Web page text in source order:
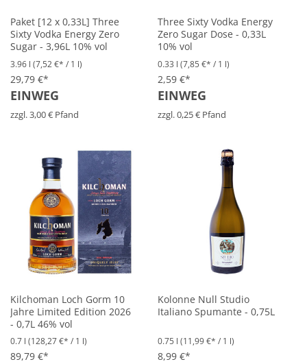
Paket [12 x 0,33L] Three
Sixty Vodka Energy Zero
Sugar - 3,96L 10% vol
3.96 l (7,52 €* / 1 l)
29,79 €*
EINWEG
zzgl. 3,00 € Pfand
Three Sixty Vodka Energy
Zero Sugar Dose - 0,33L
10% vol
0.33 l (7,85 €* / 1 l)
2,59 €*
EINWEG
zzgl. 0,25 € Pfand
Kilchoman Loch Gorm 10
Jahre Limited Edition 2026
- 0,7L 46% vol
0.7 l (128,27 €* / 1 l)
89,79 €*
Kolonne Null Studio
Italiano Spumante - 0,75L
0.75 l (11,99 €* / 1 l)
8,99 €*